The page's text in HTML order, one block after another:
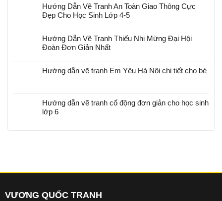
Hướng Dẫn Vẽ Tranh An Toàn Giao Thông Cực
Đẹp Cho Học Sinh Lớp 4-5
Hướng Dẫn Vẽ Tranh Thiếu Nhi Mừng Đại Hội
Đoàn Đơn Giản Nhất
Hướng dẫn vẽ tranh Em Yêu Hà Nội chi tiết cho bé
Hướng dẫn vẽ tranh cổ động đơn giản cho học sinh
lớp 6
VƯƠNG QUỐC TRANH